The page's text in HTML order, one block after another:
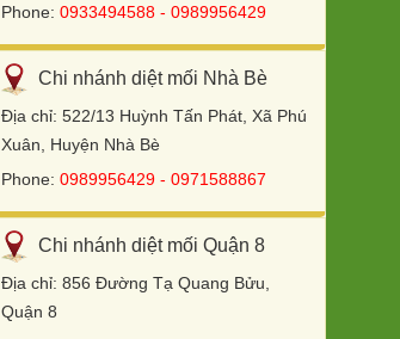
Phone:0933494588 - 0989956429
Chi nhánh diệt mối Nhà Bè
Địa chỉ: 522/13 Huỳnh Tấn Phát, Xã Phú
Xuân, Huyện Nhà Bè
Phone:0989956429 - 0971588867
Chi nhánh diệt mối Quận 8
Địa chỉ: 856 Đường Tạ Quang Bửu,
Quận 8